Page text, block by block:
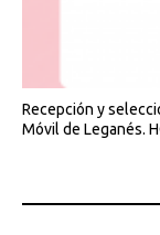
Recepción y
Móvil de Leganés.